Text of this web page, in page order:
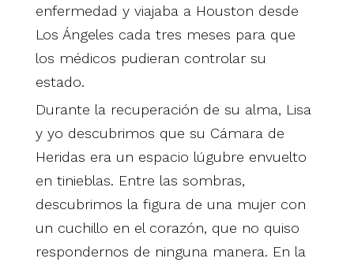
enfermedad y viajaba a Houston desde
Los Ángeles cada tres meses para que
los médicos pudieran controlar su
estado.
Durante la recuperación de su alma, Lisa
y yo descubrimos que su Cámara de
Heridas era un espacio lúgubre envuelto
en tinieblas. Entre las sombras,
descubrimos la figura de una mujer con
un cuchillo en el corazón, que no quiso
respondernos de ninguna manera. En la